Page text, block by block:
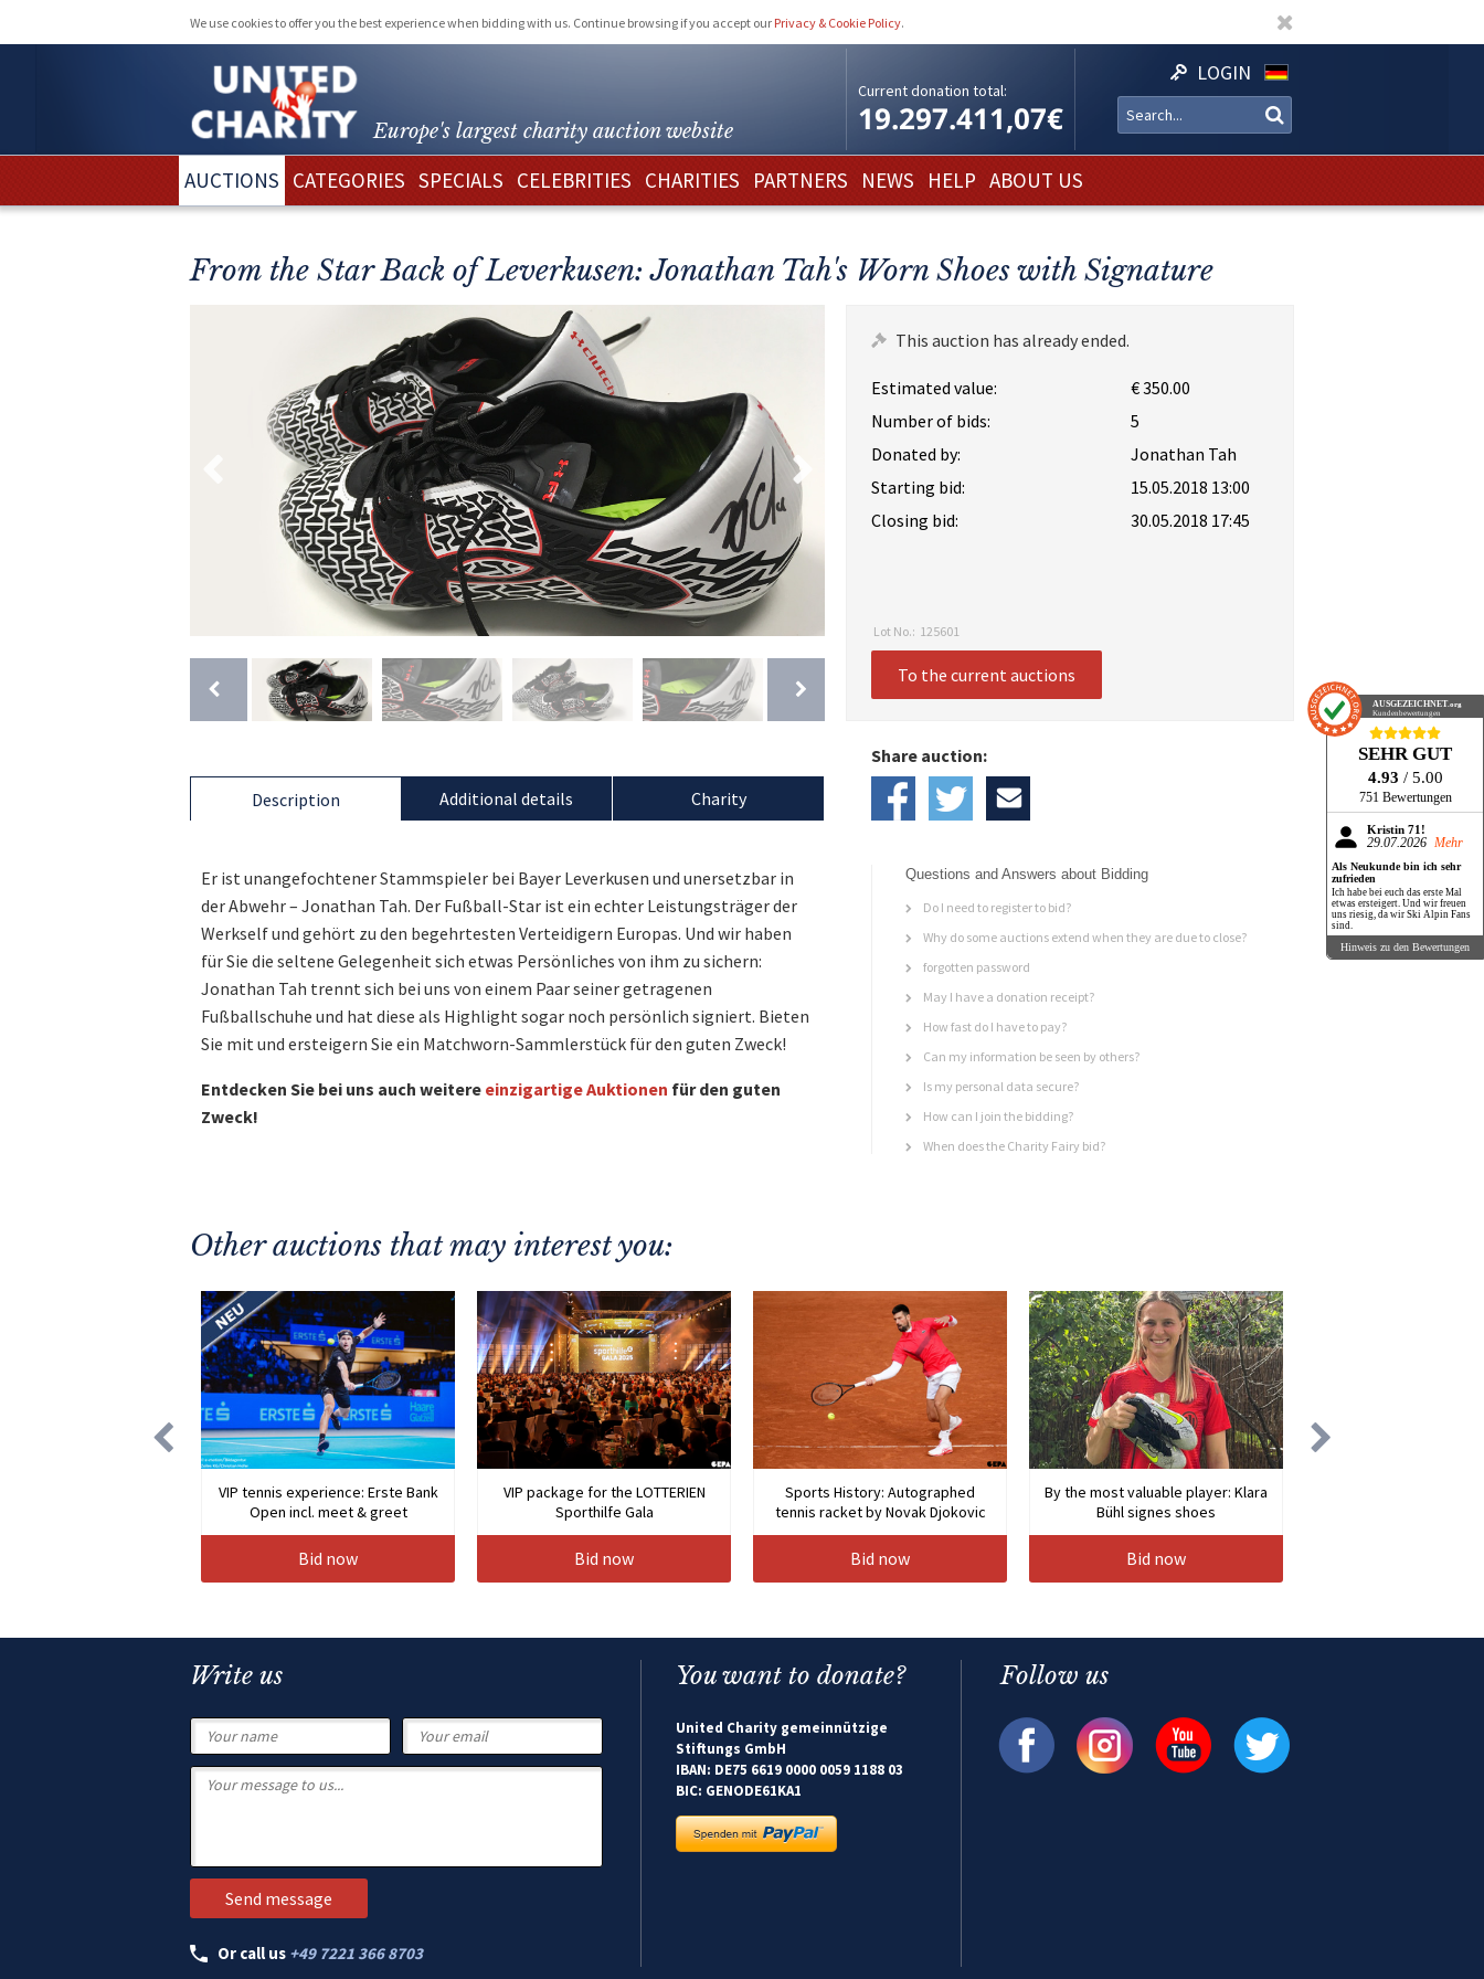
We use cookies to offer you the best experience when bidding with us. Continue browsing if you accept our Privacy & Cookie Policy.
Europe's largest charity auction website
Current donation total:
19.297.411,07€
LOGIN
AUCTIONS CATEGORIES SPECIALS CELEBRITIES CHARITIES PARTNERS NEWS HELP ABOUT US
From the Star Back of Leverkusen: Jonathan Tah's Worn Shoes with Signature
This auction has already ended.
Estimated value:
€ 350.00
Number of bids:
5
Donated by:
Jonathan Tah
Starting bid:
15.05.2018 13:00
Closing bid:
30.05.2018 17:45
Lot No.: 125601
To the current auctions
Description
Er ist unangefochtener Stammspieler bei Bayer Leverkusen und unersetzbar in
der Abwehr – Jonathan Tah. Der Fußball-Star ist ein echter Leistungsträger der
Werkself und gehört zu den begehrtesten Verteidigern Europas. Und wir haben
für Sie die seltene Gelegenheit sich etwas Persönliches von ihm zu sichern:
Jonathan Tah trennt sich bei uns von einem Paar seiner getragenen
Fußballschuhe und hat diese als Highlight sogar noch persönlich signiert. Bieten
Sie mit und ersteigern Sie ein Matchworn-Sammlerstück für den guten Zweck!
Entdecken Sie bei uns auch weitere einzigartige Auktionen für den guten
Zweck!
Additional details Charity
Share auction:
Questions and Answers about Bidding
Do I need to register to bid?
Why do some auctions extend when they are due to close?
forgotten password
May I have a donation receipt?
How fast do I have to pay?
Can my information be seen by others?
Is my personal data secure?
How can I join the bidding?
When does the Charity Fairy bid?
Other auctions that may interest you:
VIP tennis experience: Erste Bank
Open incl. meet & greet
Bid now
VIP package for the LOTTERIEN
Sporthilfe Gala
Bid now
Sports History: Autographed
tennis racket by Novak Djokovic
Bid now
By the most valuable player: Klara
Bühl signes shoes
Bid now
Write us
Or call us +49 7221 366 8703
You want to donate?
United Charity gemeinnützige
Stiftungs GmbH
IBAN: DE75 6619 0000 0059 1188 03
BIC: GENODE61KA1
Follow us
AUSGEZEICHNET.org
Kundenbewertungen
SEHR GUT
4.93 / 5.00
751 Bewertungen
Kristin 71!
29.07.2026 Mehr
Als Neukunde bin ich sehr
zufrieden
Ich habe bei euch das erste Mal
etwas ersteigert. Und wir freuen
uns riesig, da wir Ski Alpin Fans
sind.
Hinweis zu den Bewertungen